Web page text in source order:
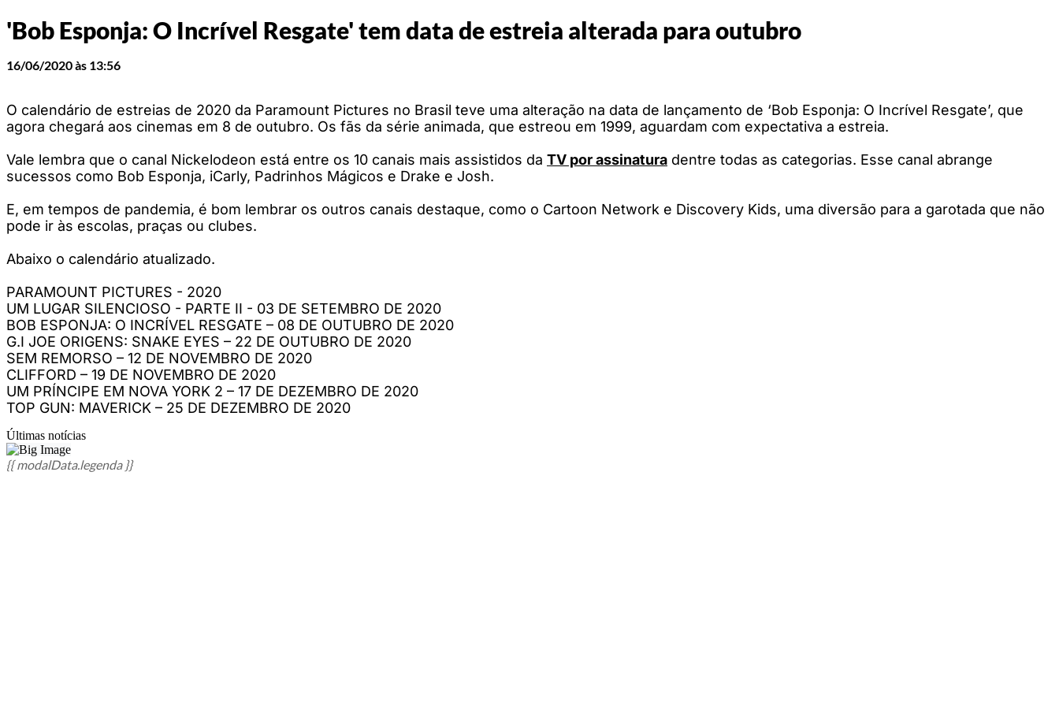
'Bob Esponja: O Incrível Resgate' tem data de estreia alterada para outubro
16/06/2020 às 13:56
O calendário de estreias de 2020 da Paramount Pictures no Brasil teve uma alteração na data de lançamento de ‘Bob Esponja: O Incrível Resgate’, que
agora chegará aos cinemas em 8 de outubro. Os fãs da série animada, que estreou em 1999, aguardam com expectativa a estreia.
Vale lembra que o canal Nickelodeon está entre os 10 canais mais assistidos da TV por assinatura dentre todas as categorias. Esse canal abrange
sucessos como Bob Esponja, iCarly, Padrinhos Mágicos e Drake e Josh.
E, em tempos de pandemia, é bom lembrar os outros canais destaque, como o Cartoon Network e Discovery Kids, uma diversão para a garotada que não
pode ir às escolas, praças ou clubes.
Abaixo o calendário atualizado.
PARAMOUNT PICTURES - 2020
UM LUGAR SILENCIOSO - PARTE II - 03 DE SETEMBRO DE 2020
BOB ESPONJA: O INCRÍVEL RESGATE – 08 DE OUTUBRO DE 2020
G.I JOE ORIGENS: SNAKE EYES – 22 DE OUTUBRO DE 2020
SEM REMORSO – 12 DE NOVEMBRO DE 2020
CLIFFORD – 19 DE NOVEMBRO DE 2020
UM PRÍNCIPE EM NOVA YORK 2 – 17 DE DEZEMBRO DE 2020
TOP GUN: MAVERICK – 25 DE DEZEMBRO DE 2020
Últimas notícias
{{ modalData.legenda }}